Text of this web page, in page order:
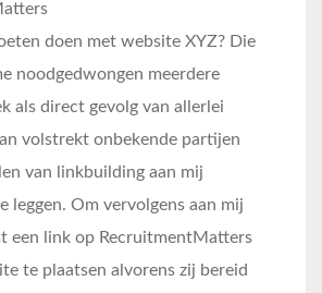
doen met website XYZ? Die
noodgedwongen meerdere
als direct gevolg van allerlei
volstrekt onbekende partijen
van linkbuilding aan mij
leggen. Om vervolgens aan mij
een link op RecruitmentMatters
te plaatsen alvorens zij bereid